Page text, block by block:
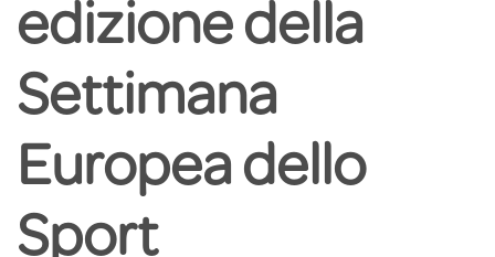
edizione della
Settimana
Europea dello
Sport